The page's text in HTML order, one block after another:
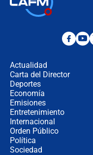
Actualidad
Carta del Director
Deportes
Economía
Emisiones
Entretenimiento
Internacional
Orden Público
Política
Sociedad